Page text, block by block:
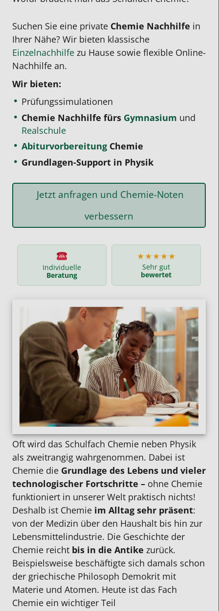
Suchen Sie eine private Chemie Nachhilfe in
Ihrer Nähe? Wir bieten klassische
Einzelnachhilfe zu Hause sowie flexible Online-
Nachhilfe an.
Wir bieten:
Prüfungssimulationen
Chemie Nachhilfe fürs Gymnasium und
Realschule
Abiturvorbereitung Chemie
Grundlagen-Support in Physik
Jetzt anfragen und Chemie-Noten
verbessern
Individuelle
Beratung
★★★★★
Sehr gut
bewertet
Oft wird das Schulfach Chemie neben Physik
als zweitrangig wahrgenommen. Dabei ist
Chemie die Grundlage des Lebens und vieler
technologischer Fortschritte – ohne Chemie
funktioniert in unserer Welt praktisch nichts!
Deshalb ist Chemie im Alltag sehr präsent:
von der Medizin über den Haushalt bis hin zur
Lebensmittelindustrie. Die Geschichte der
Chemie reicht bis in die Antike zurück.
Beispielsweise beschäftigte sich damals schon
der griechische Philosoph Demokrit mit
Materie und Atomen. Heute ist das Fach
Chemie ein wichtiger Teil